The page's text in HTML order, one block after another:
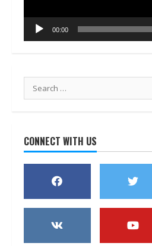
00:00
Search
for:
CONNECT WITH US